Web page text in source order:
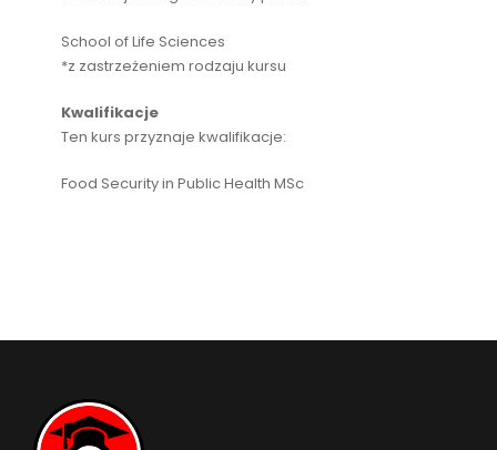
School of Life Sciences
*z zastrzeżeniem rodzaju kursu
Kwalifikacje
Ten kurs przyznaje kwalifikacje:
Food Security in Public Health MSc